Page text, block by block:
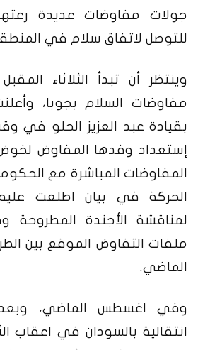
جولات مفاوضات عديدة
للتوصل لاتفاق سلام في
وينتظر أن تبدأ الثلاثاء
مفاوضات السلام بجوبا،
بقيادة عبد العزيز الحلو في
إستعداد وفدها المفاوض لخوض
المفاوضات المباشرة مع
الحركة في بيان اطلعت
لمناقشة الأجندة المطروحة
الماضي.
وفي اغسطس الماضي،
انتقالية بالسودان في اعقاب